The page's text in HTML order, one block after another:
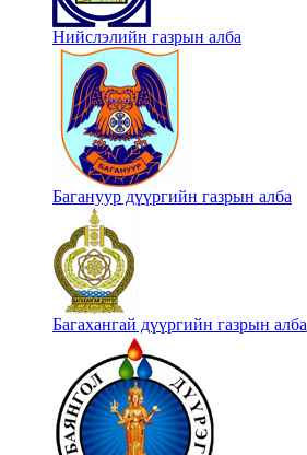
Нийслэлийн газрын алба
Багануур дүүргийн газрын алба
Багахангай дүүргийн газрын алба